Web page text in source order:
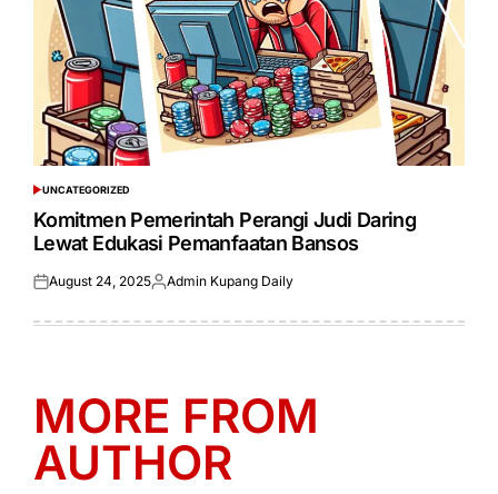
POSTED
IN
UNCATEGORIZED
Komitmen Pemerintah Perangi Judi Daring
Lewat Edukasi Pemanfaatan Bansos
Posted
August 24, 2025Posted
Admin Kupang Daily
MORE FROM
AUTHOR